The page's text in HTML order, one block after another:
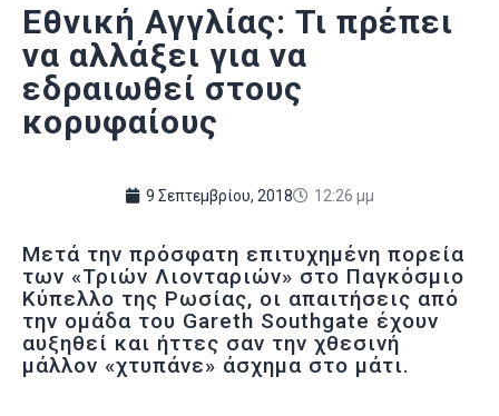
Εθνική Αγγλίας: Τι πρέπει
να αλλάξει για να
εδραιωθεί στους
κορυφαίους
9 Σεπτεμβρίου, 2018 12:26 μμ
Μετά την πρόσφατη επιτυχημένη πορεία
των «Τριών Λιονταριών» στο Παγκόσμιο
Κύπελλο της Ρωσίας, οι απαιτήσεις από
την ομάδα του Gareth Southgate έχουν
αυξηθεί και ήττες σαν την χθεσινή
μάλλον «χτυπάνε» άσχημα στο μάτι.